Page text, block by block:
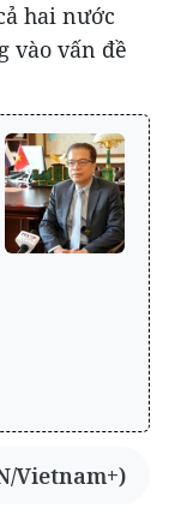
hai nước
vào vấn đề
Vietnam+)